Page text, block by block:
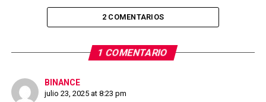
2 COMENTARIOS
1 COMENTARIO
BINANCE
julio 23, 2025 at 8:23 pm